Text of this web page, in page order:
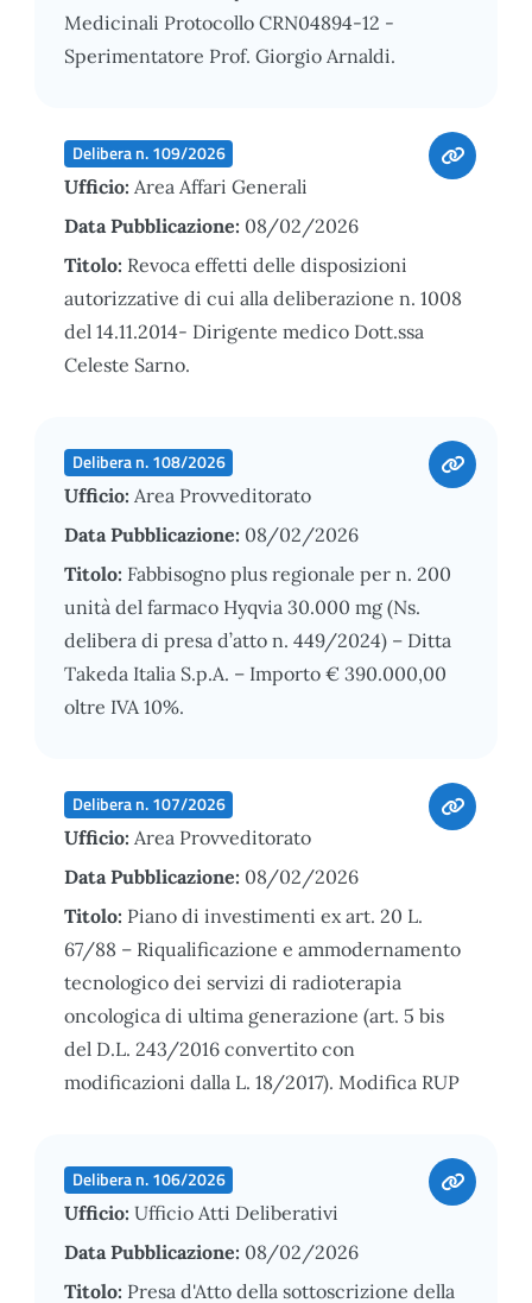
Medicinali Protocollo CRN04894-12 -
Sperimentatore Prof. Giorgio Arnaldi.
Delibera n. 109/2026
Ufficio: Area Affari Generali
Data Pubblicazione: 08/02/2026
Titolo: Revoca effetti delle disposizioni
autorizzative di cui alla deliberazione n. 1008
del 14.11.2014- Dirigente medico Dott.ssa
Celeste Sarno.
Delibera n. 108/2026
Ufficio: Area Provveditorato
Data Pubblicazione: 08/02/2026
Titolo: Fabbisogno plus regionale per n. 200
unità del farmaco Hyqvia 30.000 mg (Ns.
delibera di presa d’atto n. 449/2024) – Ditta
Takeda Italia S.p.A. – Importo € 390.000,00
oltre IVA 10%.
Delibera n. 107/2026
Ufficio: Area Provveditorato
Data Pubblicazione: 08/02/2026
Titolo: Piano di investimenti ex art. 20 L.
67/88 – Riqualificazione e ammodernamento
tecnologico dei servizi di radioterapia
oncologica di ultima generazione (art. 5 bis
del D.L. 243/2016 convertito con
modificazioni dalla L. 18/2017). Modifica RUP
Delibera n. 106/2026
Ufficio: Ufficio Atti Deliberativi
Data Pubblicazione: 08/02/2026
Titolo: Presa d'Atto della sottoscrizione della